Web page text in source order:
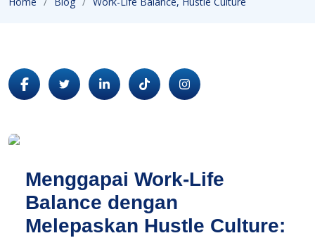
Menggapai Work-Life
Balance dengan
Melepaskan Hustle Culture: